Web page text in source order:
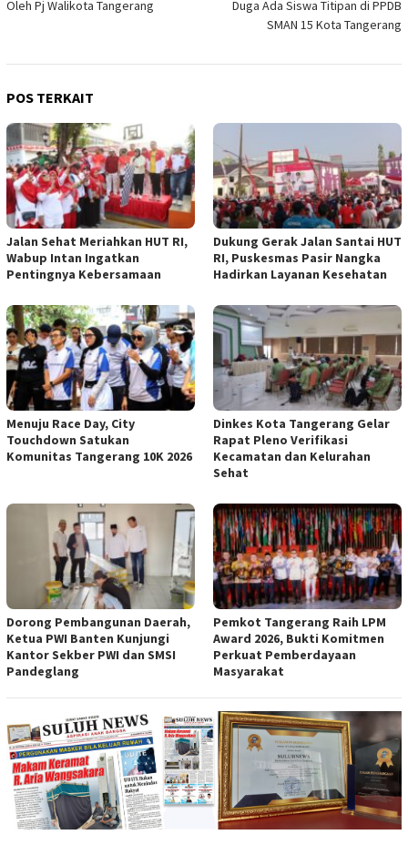
Oleh Pj Walikota Tangerang
Duga Ada Siswa Titipan di PPDB
SMAN 15 Kota Tangerang
POS TERKAIT
Jalan Sehat Meriahkan HUT RI,
Wabup Intan Ingatkan
Pentingnya Kebersamaan
Dukung Gerak Jalan Santai HUT
RI, Puskesmas Pasir Nangka
Hadirkan Layanan Kesehatan
Menuju Race Day, City
Touchdown Satukan
Komunitas Tangerang 10K 2026
Dinkes Kota Tangerang Gelar
Rapat Pleno Verifikasi
Kecamatan dan Kelurahan
Sehat
Dorong Pembangunan Daerah,
Ketua PWI Banten Kunjungi
Kantor Sekber PWI dan SMSI
Pandeglang
Pemkot Tangerang Raih LPM
Award 2026, Bukti Komitmen
Perkuat Pemberdayaan
Masyarakat